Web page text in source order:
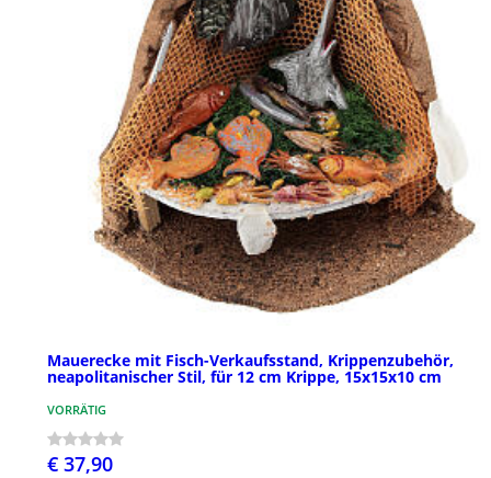
Mauerecke mit Fisch-Verkaufsstand, Krippenzubehör,
neapolitanischer Stil, für 12 cm Krippe, 15x15x10 cm
VORRÄTIG
€ 37,90